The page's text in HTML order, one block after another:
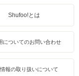
Shufoo!とは
についてのお問い合わせ
報の取り扱いについて